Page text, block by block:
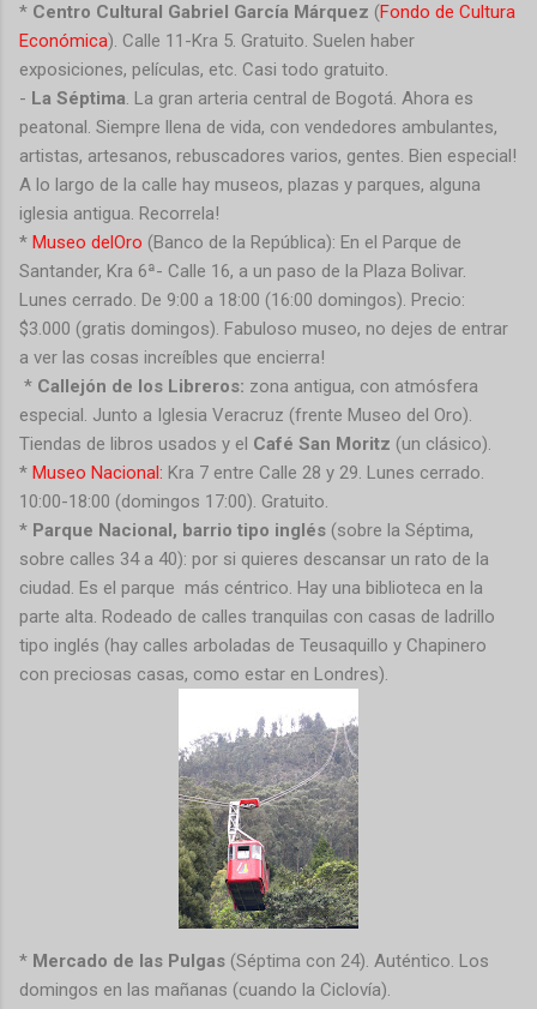
* Centro Cultural Gabriel García Márquez (Fondo de Cultura
Económica). Calle 11-Kra 5. Gratuito. Suelen haber
exposiciones, películas, etc. Casi todo gratuito.
- La Séptima. La gran arteria central de Bogotá. Ahora es
peatonal. Siempre llena de vida, con vendedores ambulantes,
artistas, artesanos, rebuscadores varios, gentes. Bien especial!
A lo largo de la calle hay museos, plazas y parques, alguna
iglesia antigua. Recorrela!
* Museo delOro (Banco de la República): En el Parque de
Santander, Kra 6ª- Calle 16, a un paso de la Plaza Bolivar.
Lunes cerrado. De 9:00 a 18:00 (16:00 domingos). Precio:
$3.000 (gratis domingos). Fabuloso museo, no dejes de entrar
a ver las cosas increíbles que encierra!
* Callejón de los Libreros: zona antigua, con atmósfera
especial. Junto a Iglesia Veracruz (frente Museo del Oro).
Tiendas de libros usados y el Café San Moritz (un clásico).
* Museo Nacional: Kra 7 entre Calle 28 y 29. Lunes cerrado.
10:00-18:00 (domingos 17:00). Gratuito.
* Parque Nacional, barrio tipo inglés (sobre la Séptima,
sobre calles 34 a 40): por si quieres descansar un rato de la
ciudad. Es el parque más céntrico. Hay una biblioteca en la
parte alta. Rodeado de calles tranquilas con casas de ladrillo
tipo inglés (hay calles arboladas de Teusaquillo y Chapinero
con preciosas casas, como estar en Londres).
* Mercado de las Pulgas (Séptima con 24). Auténtico. Los
domingos en las mañanas (cuando la Ciclovía).